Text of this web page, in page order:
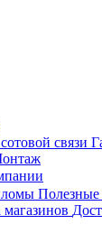
связи
Полезные
магазинов